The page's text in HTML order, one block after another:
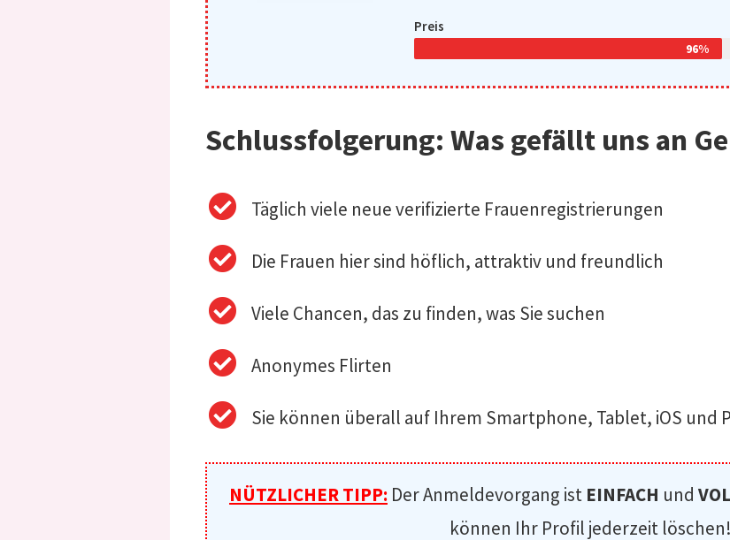
Preis
96%
Schlussfolgerung: Was gefällt uns an
Täglich viele neue verifizierte Frauenregistrierungen
Die Frauen hier sind höflich, attraktiv und freundlich
Viele Chancen, das zu finden, was Sie suchen
Anonymes Flirten
Sie können überall auf Ihrem Smartphone, Tablet, iOS und
NÜTZLICHER TIPP: Der Anmeldevorgang ist EINFACH und
können Ihr Profil jederzeit löschen!